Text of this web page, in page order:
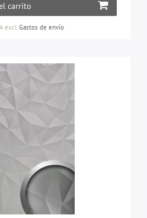
carrito
excl.Gastos de envío